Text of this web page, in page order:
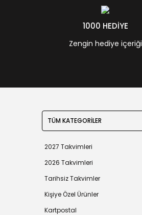
1000 HEDİYE
Zengin hediye içeriği
TÜM KATEGORİLER
2027 Takvimleri
2026 Takvimleri
Tarihsiz Takvimler
Kişiye Özel Ürünler
Kartpostal